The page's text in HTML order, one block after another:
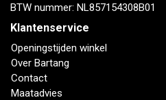
BTW nummer: NL857154308B01
Klantenservice
Openingstijden winkel
Over Bartang
Contact
Maatadvies